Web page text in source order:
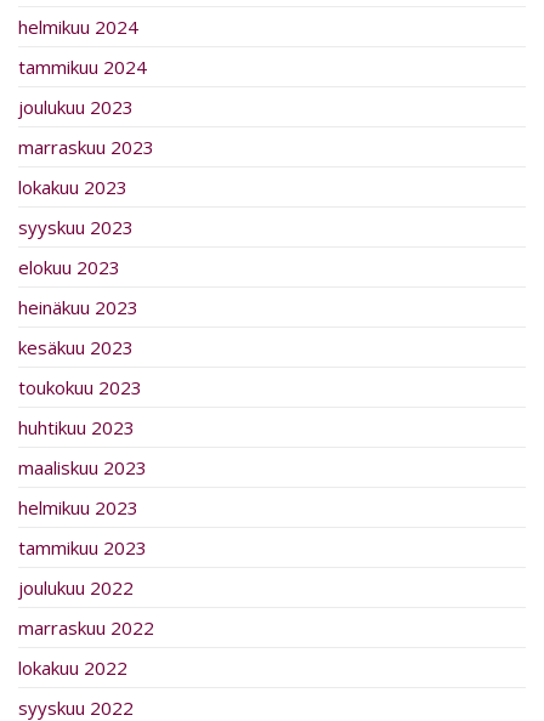
helmikuu 2024
tammikuu 2024
joulukuu 2023
marraskuu 2023
lokakuu 2023
syyskuu 2023
elokuu 2023
heinäkuu 2023
kesäkuu 2023
toukokuu 2023
huhtikuu 2023
maaliskuu 2023
helmikuu 2023
tammikuu 2023
joulukuu 2022
marraskuu 2022
lokakuu 2022
syyskuu 2022